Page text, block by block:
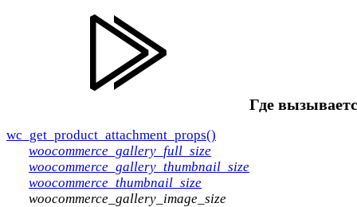
Где
wc_get_product_attachment_props()
woocommerce_gallery_full_size
woocommerce_gallery_thumbnail_size
woocommerce_thumbnail_size
woocommerce_gallery_image_size